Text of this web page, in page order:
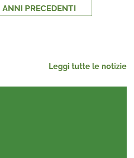
ANNI PRECEDENTI
Leggi tutte le notizie